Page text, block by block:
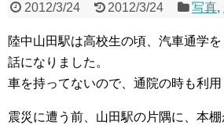
2012/3/24 2012/3/24 写真,
陸中山田駅は高校生の頃、汽車通学
話になりました。
車を持ってないので、通院の時も利用
震災に遭う前、山田駅の片隅に、本